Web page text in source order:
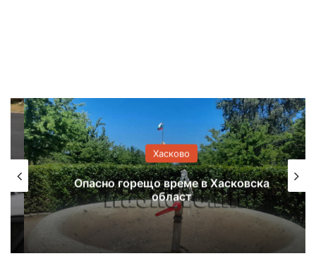
Хасково
Опасно горещо време в Хасковска
област